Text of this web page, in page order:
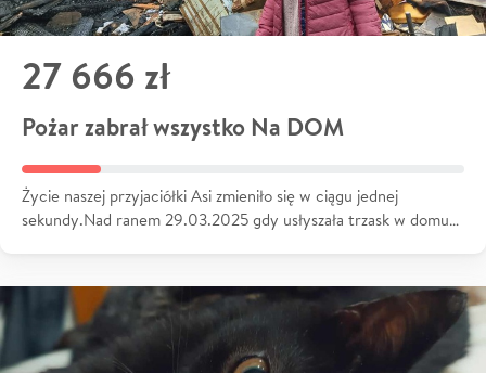
27 666 zł
Pożar zabrał wszystko Na DOM
Życie naszej przyjaciółki Asi zmieniło się w ciągu jednej
sekundy.Nad ranem 29.03.2025 gdy usłyszała trzask w domu…